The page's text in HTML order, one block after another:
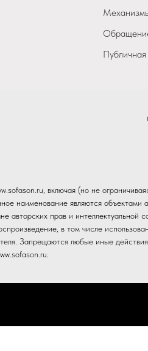
включая (но не
наименование являются объектами
авторских прав и интеллектуальной
в том числе
Запрещаются любые иные